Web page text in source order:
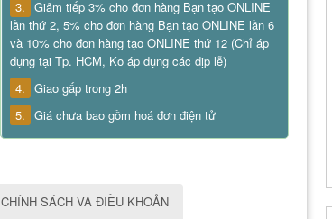
3. Giảm tiếp 3% cho đơn hàng Bạn tạo ONLINE
lần thứ 2, 5% cho đơn hàng Bạn tạo ONLINE lần 6
và 10% cho đơn hàng tạo ONLINE thứ 12 (Chỉ áp
dụng tại Tp. HCM, Ko áp dụng các dịp lễ)
4. Giao gấp trong 2h
5. Giá chưa bao gồm hoá đơn điện tử
CHÍNH SÁCH VÀ ĐIỀU KHOẢN